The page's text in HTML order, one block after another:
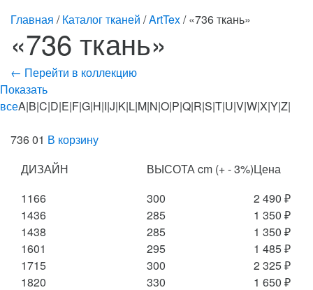
Главная /Каталог тканей /ArtTex/ «736 ткань»
«736 ткань»
← Перейти в коллекцию
Показать
всеA|B|C|D|E|F|G|H|I|J|K|L|M|N|O|P|Q|R|S|T|U|V|W|X|Y|Z|
736 01 В корзину
ДИЗАЙН
ВЫСОТА cm (+ - 3%)Цена
1166
300
2 490 ₽
1436
285
1 350 ₽
1438
285
1 350 ₽
1601
295
1 485 ₽
1715
300
2 325 ₽
1820
330
1 650 ₽